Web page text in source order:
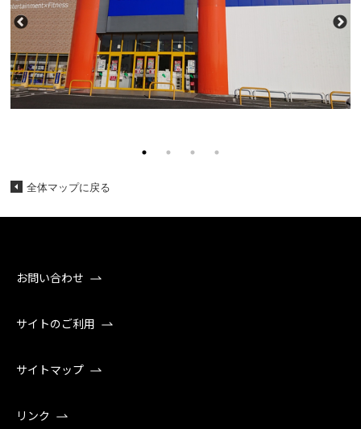
全体マップに戻る
お問い合わせ
サイトのご利用
サイトマップ
リンク